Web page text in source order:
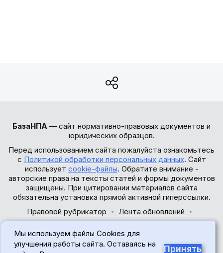
БазаНПА — сайт нормативно-правовых документов и
юридических образцов.
Перед использованием сайта пожалуйста ознакомьтесь
с Политикой обработки персональных данных. Сайт
использует cookie-файлы. Обратите внимание -
авторские права на тексты статей и формы документов
защищены. При цитировании материалов сайта
обязательна установка прямой активной гиперссылки.
Правовой рубрикатор
Лента обновлений
© 2017-2026
Мы используем файлы Cookies для
улучшения работы сайта. Оставаясь на
Принять